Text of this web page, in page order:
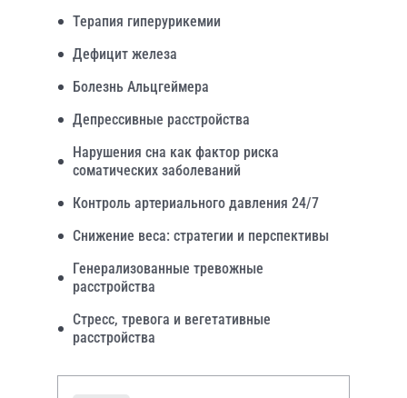
Терапия гиперурикемии
Дефицит железа
Болезнь Альцгеймера
Депрессивные расстройства
Нарушения сна как фактор риска
соматических заболеваний
Контроль артериального давления 24/7
Снижение веса: стратегии и перспективы
Генерализованные тревожные
расстройства
Стресс, тревога и вегетативные
расстройства